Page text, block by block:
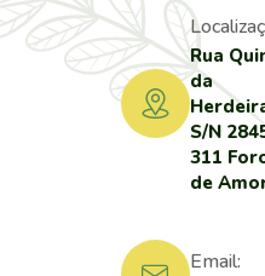
Rua
da
S/N
311
de
Email: